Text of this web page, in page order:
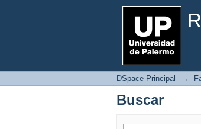
Buscar
DSpace Principal →
Buscar